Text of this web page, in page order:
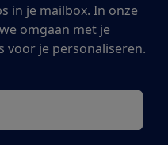
in je mailbox. In onze
omgaan met je
voor je personaliseren.